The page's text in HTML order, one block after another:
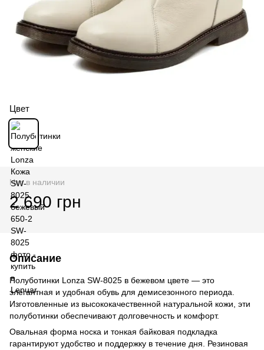
Цвет
Нет в наличии
2 690 грн
Описание
Полуботинки Lonza SW-8025 в бежевом цвете — это
элегантная и удобная обувь для демисезонного периода.
Изготовленные из высококачественной натуральной кожи, эти
полуботинки обеспечивают долговечность и комфорт.
Овальная форма носка и тонкая байковая подкладка
гарантируют удобство и поддержку в течение дня. Резиновая